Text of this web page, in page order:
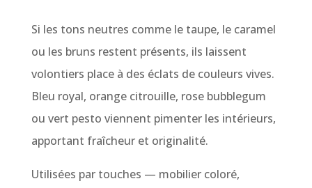
Si les tons neutres comme le taupe, le caramel
ou les bruns restent présents, ils laissent
volontiers place à des éclats de couleurs vives.
Bleu royal, orange citrouille, rose bubblegum
ou vert pesto viennent pimenter les intérieurs,
apportant fraîcheur et originalité.
Utilisées par touches — mobilier coloré,